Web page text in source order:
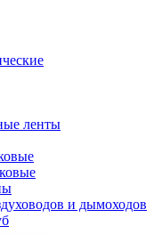
ленты
и дымоходов